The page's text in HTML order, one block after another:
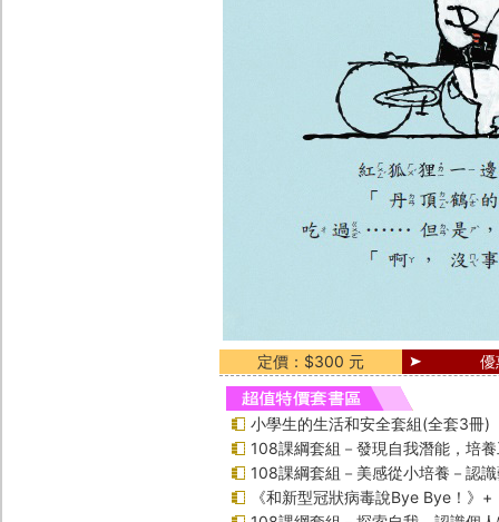
定價：$300 元
小學生的生活和安全套組(全套3冊)
108課綱套組－發現自我潛能，培
108課綱套組－美感從小培養－認
《和新型冠狀病毒說Bye Bye！》